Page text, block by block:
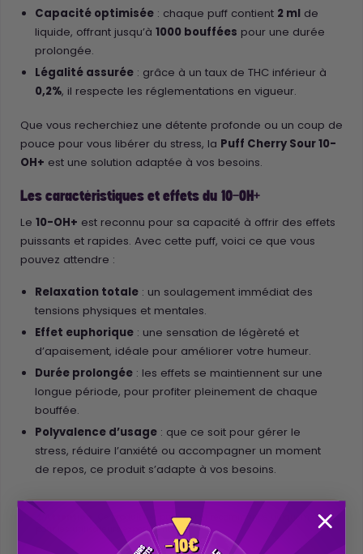
Capacité optimisée : chaque puff contient 2 ml de
liquide, offrant jusqu’à 1000 bouffées pour une durée
prolongée.
Légalité assurée : grâce à un taux de THC inférieur à
0,2%, il respecte les réglementations en vigueur.
Que vous recherchiez une détente profonde ou un coup de
pouce pour vous libérer du stress, la Puff Cherry Sour 10-
OH+ est une solution adaptée à vos besoins.
Les caractéristiques et effets du 10-OH+
Le 10-OH+ est reconnu pour sa capacité à offrir des effets
puissants et rapides. Avec cette puff, voici ce que vous
pouvez attendre :
Relaxation totale : un soulagement immédiat des
tensions physiques et mentales.
Effet euphorique : une sensation de légèreté et
d’apaisement, idéale pour améliorer votre humeur.
Durée prolongée : les effets se maintiennent sur une
longue période, pour profiter pleinement de chaque
bouffée.
Polyvalence d’usage : que ce soit pour gérer le
stress, réduire l’anxiété ou accompagner un moment
de repos, ce produit s’adapte à vos besoins.
: Ce produit est puissant et recommandé uniquement
pour les utilisateurs expérimentés.